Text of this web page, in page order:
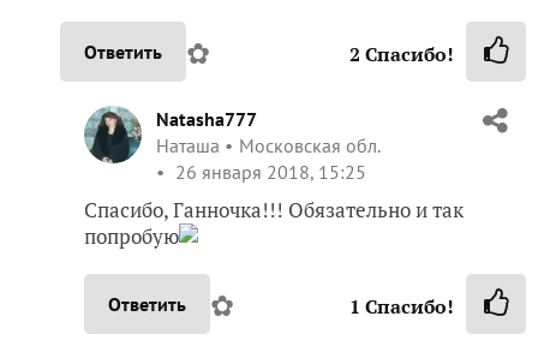
Ответить ✿ 2 Спасибо!
Natasha777
Наташа
Московская обл.
26 января 2018, 15:25
Спасибо, Ганночка!!! Обязательно и так
попробую
Ответить ✿ 1 Спасибо!